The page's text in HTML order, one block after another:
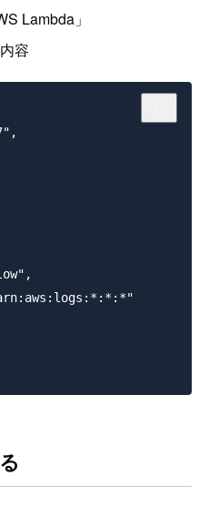
Lambda」
容